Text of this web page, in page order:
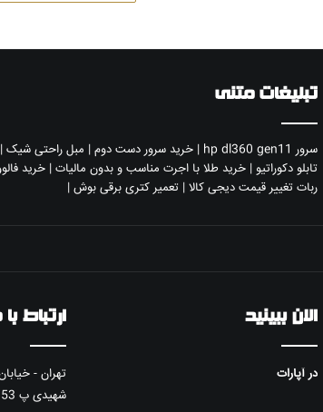
تبلیغات متنی
سرور hp dl360 gen11 | خرید سرور دست دوم | مبل راحتی شیک |
تابلو دکوراتیو | خرید طلا با اجرت مناسب و بدون مالیات | خرید
ربات تغییر قیمت دیجی کالا | تعمیر کتری برقی بوش |
الان ببینید
در آپارات
ارتباط
تهران -
شهیدی پ 53